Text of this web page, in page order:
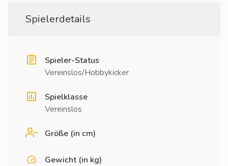
Spielerdetails
Spieler-Status
Vereinslos/Hobbykicker
Spielklasse
Vereinslos
Größe (in cm)
Gewicht (in kg)